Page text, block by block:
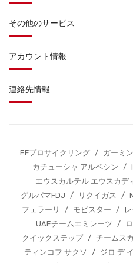
その他のサービス
アカウント情報
連絡先情報
EFプロサイクリング / ガーミン
カチューシャ アルペシン
/
エウスカルテル エウスカデ
グルパマFDJ
/ リクイガス /
フェラーリ
/ モビスター /
UAEチームエミレーツ
/
クイックステップ / チームス
ティンコフ サクソ
/ ジロ デ